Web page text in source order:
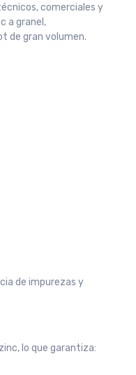
comerciales y
a granel,
de gran volumen.
de impurezas y
lo que garantiza: